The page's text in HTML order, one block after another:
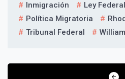
Inmigración
Ley Federal
Política Migratoria
Tribunal Federal
Navegación